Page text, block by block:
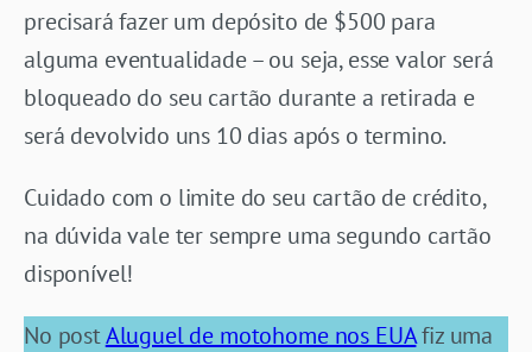
precisará fazer um depósito de $500 para
alguma eventualidade – ou seja, esse valor será
bloqueado do seu cartão durante a retirada e
será devolvido uns 10 dias após o termino.
Cuidado com o limite do seu cartão de crédito,
na dúvida vale ter sempre uma segundo cartão
disponível!
No postAluguel de motohome nos EUAfiz uma